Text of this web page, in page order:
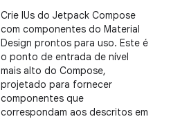
Crie IUs do Jetpack Compose
com componentes do Material
Design prontos para uso. Este é
o ponto de entrada de nível
mais alto do Compose,
projetado para fornecer
componentes que
correspondam aos descritos em